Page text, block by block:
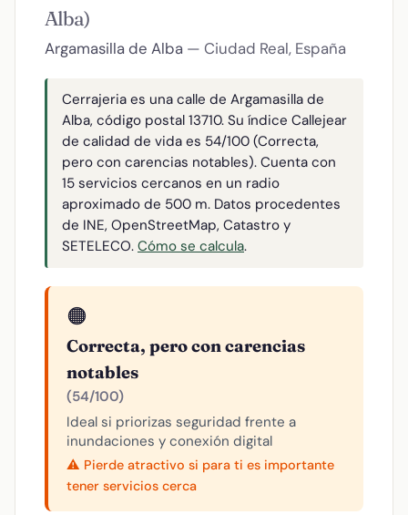
Alba)
Argamasilla de Alba — Ciudad Real, España
Cerrajeria es una calle de Argamasilla de
Alba, código postal 13710. Su índice Callejear
de calidad de vida es 54/100 (Correcta,
pero con carencias notables). Cuenta con
15 servicios cercanos en un radio
aproximado de 500 m. Datos procedentes
de INE, OpenStreetMap, Catastro y
SETELECO. Cómo se calcula.
🟠
Correcta, pero con carencias
notables
(54/100)
Ideal si priorizas seguridad frente a
inundaciones y conexión digital
⚠️ Pierde atractivo si para ti es importante
tener servicios cerca